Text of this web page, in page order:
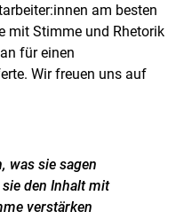
am besten
mit Stimme und Rhetorik
für einen
Wir freuen uns auf
was sie sagen
den Inhalt mit
verstärken